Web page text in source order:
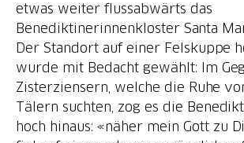
etwas weiter flussabwärts das
Benediktinerinnenkloster Santa
Der Standort auf einer Felskuppe
wurde mit Bedacht gewählt: Im
Zisterziensern, welche die Ruhe
Tälern suchten, zog es die
hoch hinaus: «näher mein Gott zu